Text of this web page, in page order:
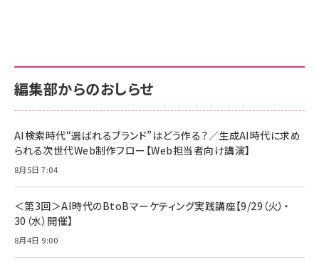
編集部からのおしらせ
AI検索時代“選ばれるブランド”はどう作る？／生成AI時代に求め
られる次世代Web制作フロー【Web担当者向け講演】
8月5日 7:04
＜第3回＞AI時代のBtoBマーケティング実践講座【9/29（火）・
30（水）開催】
8月4日 9:00